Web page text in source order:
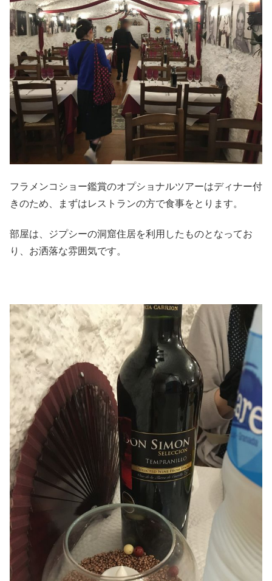
フラメンコショー鑑賞のオプショナルツアーはディナー付
きのため、まずはレストランの方で食事をとります。
部屋は、ジプシーの洞窟住居を利用したものとなってお
り、お洒落な雰囲気です。